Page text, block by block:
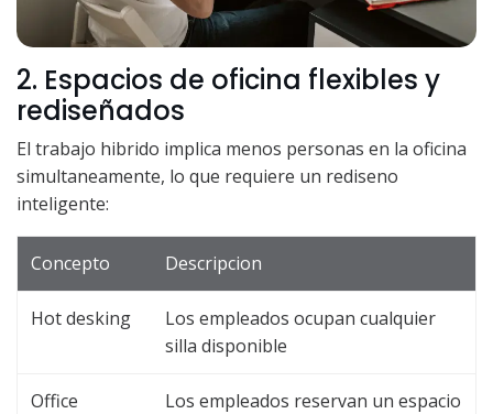
2. Espacios de oficina flexibles y
rediseñados
El trabajo hibrido implica menos personas en la oficina
simultaneamente, lo que requiere un rediseno
inteligente:
Concepto Descripcion
Hot desking
Los empleados ocupan cualquier
silla disponible
Office
Los empleados reservan un espacio